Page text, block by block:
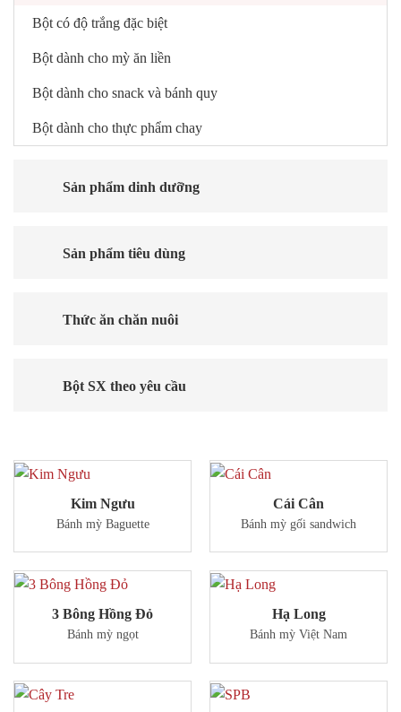
Bột có độ trắng đặc biệt
Bột dành cho mỳ ăn liền
Bột dành cho snack và bánh quy
Bột dành cho thực phẩm chay
Sản phẩm dinh dưỡng
Sản phẩm tiêu dùng
Thức ăn chăn nuôi
Bột SX theo yêu cầu
Kim Ngưu
Bánh mỳ Baguette
Cái Cân
Bánh mỳ gối sandwich
3 Bông Hồng Đỏ
Bánh mỳ ngọt
Hạ Long
Bánh mỳ Việt Nam